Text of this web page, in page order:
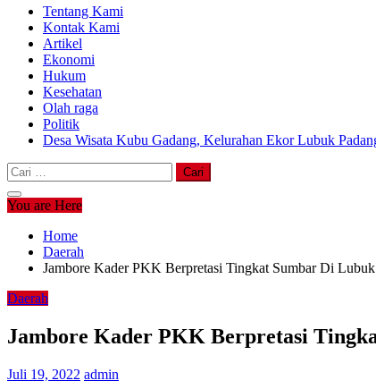
Tentang Kami
Kontak Kami
Artikel
Ekonomi
Hukum
Kesehatan
Olah raga
Politik
Desa Wisata Kubu Gadang, Kelurahan Ekor Lubuk
Cari
untuk:
You are Here
Home
Daerah
Jambore Kader PKK Berpretasi Tingkat Sumbar Di
Daerah
Jambore Kader PKK Berpretasi
Juli 19, 2022 admin